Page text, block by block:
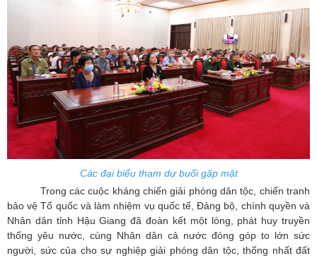
Các đại biểu tham dự buổi gặp mặt
Trong các cuộc kháng chiến giải phóng dân tộc, chiến tranh
bảo vệ Tổ quốc và làm nhiệm vụ quốc tế, Đảng bộ, chính quyền và
Nhân dân tỉnh Hậu Giang đã đoàn kết một lòng, phát huy truyền
thống yêu nước, cùng Nhân dân cả nước đóng góp to lớn sức
người, sức của cho sự nghiệp giải phóng dân tộc, thống nhất đất